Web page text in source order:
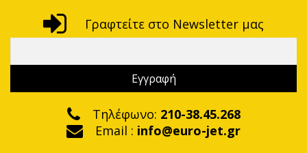
Γραφτείτε στο Newsletter μας
Τηλέφωνο: 210-38.45.268
Email : info@euro-jet.gr